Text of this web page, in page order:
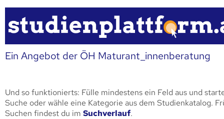
Ein Angebot der ÖH Maturant_innenberatung
Und so funktionierts: Fülle mindestens ein Feld aus und
Suche oder wähle eine Kategorie aus dem Studienkatalog.
Suchen findest du im Suchverlauf.